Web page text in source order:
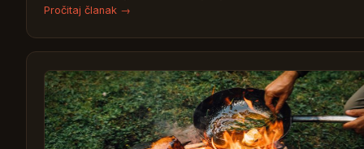
Pročitaj članak →